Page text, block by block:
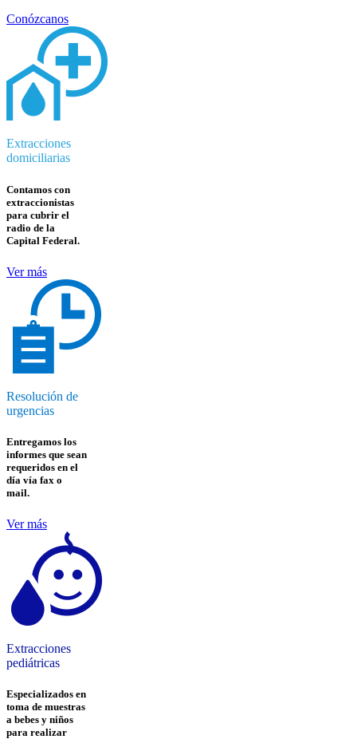
Conózcanos
Extracciones
domiciliarias
Contamos con
extraccionistas
para cubrir el
radio de la
Capital Federal.
Ver más
Resolución de
urgencias
Entregamos los
informes que sean
requeridos en el
día vía fax o
mail.
Ver más
Extracciones
pediátricas
Especializados en
toma de muestras
a bebes y niños
para realizar